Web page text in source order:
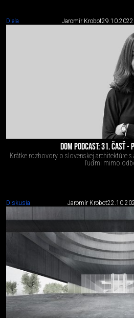
Diela Jaromír Krobot29.10.2022
DOM PODCAST: 31. ČASŤ -
Krátke rozhovory o slovenskej architektúre s
ľuďmi mimo
Diskusia Jaromír Krobot